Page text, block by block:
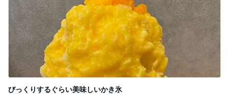
びっくりするぐらい美味しいかき氷